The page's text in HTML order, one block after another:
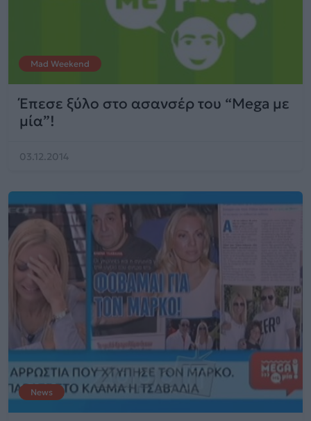
Mad Weekend
Έπεσε ξύλο στο ασανσέρ του “Mega με
μία”!
03.12.2014
News